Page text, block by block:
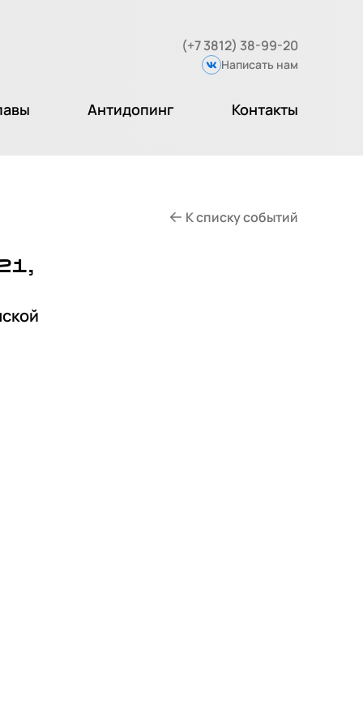
(+7 3812) 38-99-20
Вконтакте
Написать нам
Антидопинг Контакты
К списку событий